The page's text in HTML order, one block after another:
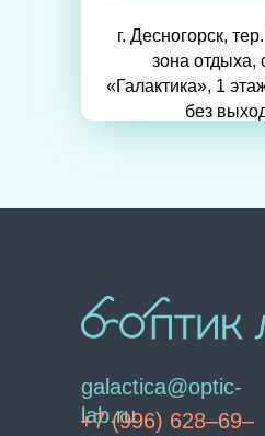
г. Десногорск,
зона отдыха,
«Галактика», 1
без
galactica@optic-
lab.ru
+7 (996) 628–69–